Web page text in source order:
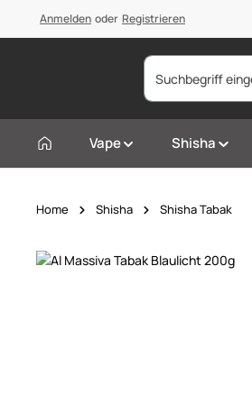
Zur Hauptnavigation springen
Anmelden oder Registrieren
Vape Shisha
Home Shisha Shisha Tabak
Bildergalerie überspringen